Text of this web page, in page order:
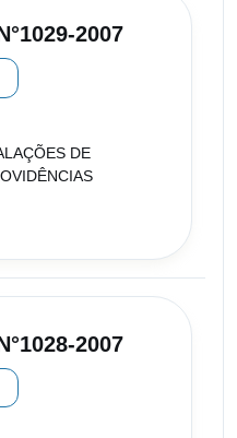
2007
DE
2007